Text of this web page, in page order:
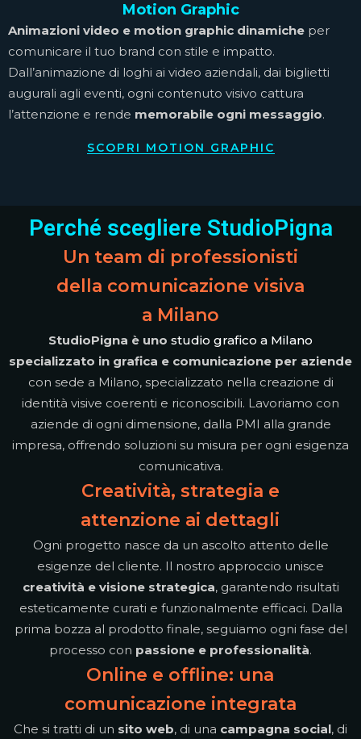
Motion Graphic
Animazioni video e motion graphic dinamiche per
comunicare il tuo brand con stile e impatto.
Dall’animazione di loghi ai video aziendali, dai biglietti
augurali agli eventi, ogni contenuto visivo cattura
l’attenzione e rende memorabile ogni messaggio.
SCOPRI MOTION GRAPHIC
Perché scegliere StudioPigna
Un team di professionisti
della comunicazione visiva
a Milano
StudioPigna è uno studio grafico a Milano
specializzato in grafica e comunicazione per aziende
con sede a Milano, specializzato nella creazione di
identità visive coerenti e riconoscibili. Lavoriamo con
aziende di ogni dimensione, dalla PMI alla grande
impresa, offrendo soluzioni su misura per ogni esigenza
comunicativa.
Creatività, strategia e
attenzione ai dettagli
Ogni progetto nasce da un ascolto attento delle
esigenze del cliente. Il nostro approccio unisce
creatività e visione strategica, garantendo risultati
esteticamente curati e funzionalmente efficaci. Dalla
prima bozza al prodotto finale, seguiamo ogni fase del
processo con passione e professionalità.
Online e offline: una
comunicazione integrata
Che si tratti di un sito web, di una campagna social, di